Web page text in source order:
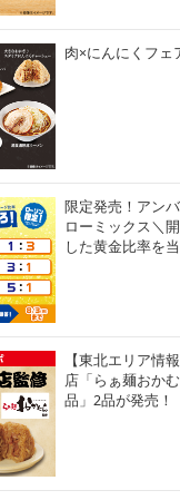
肉×にんにくフェ
限定発売！アン
ローミックス＼
した黄金比率を
【東北エリア
店「らぁ麺おか
品」2品が発売！